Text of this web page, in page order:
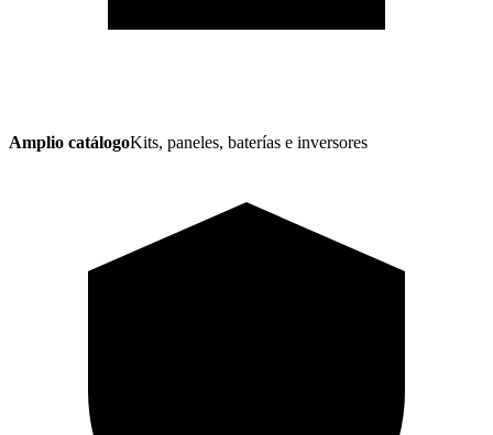
Amplio catálogoKits, paneles, baterías e inversores